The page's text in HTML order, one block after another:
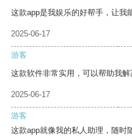
这款app是我娱乐的好帮手，让我
2025-06-17
游客
这款软件非常实用，可以帮助我解
2025-06-17
游客
这款app就像我的私人助理，随时